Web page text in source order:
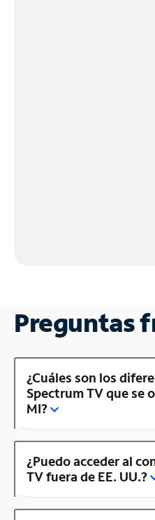
Preguntas
¿Cuáles son los
Spectrum TV que se
MI?
¿Puedo acceder al
TV fuera de EE. UU.?